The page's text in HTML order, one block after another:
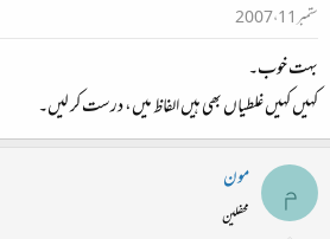
ستمبر 11، 2007
بہت خوب۔
کہیں کہیں غلطیاں بھی ہیں الفاظ میں، درست کر لیں۔
م مون
محفلین